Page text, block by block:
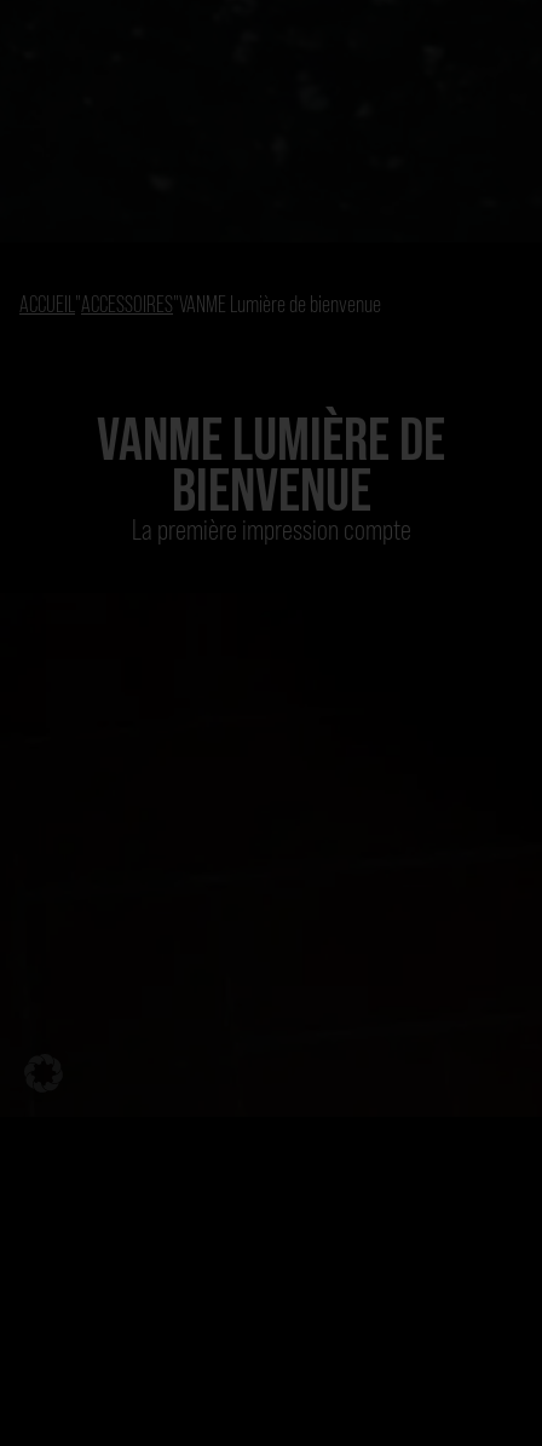
ACCUEIL "ACCESSOIRES"VANME Lumière de bienvenue
VANME LUMIÈRE DE
BIENVENUE
La première impression compte